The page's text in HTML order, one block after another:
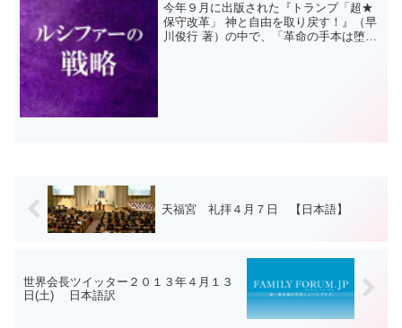
今年９月に出版された『トランプ「超★
保守改革」 神と自由を取り戻す！』（早
川俊行 著）の中で、「革命の手本は堕天
天福宮 礼拝４月７日 【日本語】
世界会長ツイッター２０１３年４月１３
日(土) 日本語訳